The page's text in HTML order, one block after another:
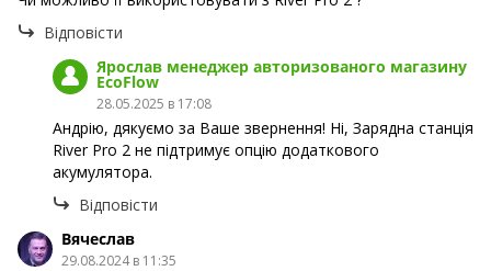
Відповісти
Ярослав менеджер авторизованого магазину
EcoFlow
28.05.2025 в 17:08
Андрію, дякуємо за Ваше звернення! Ні, Зарядна станція
River Pro 2 не підтримує опцію додаткового
акумулятора.
Відповісти
Вячеслав
29.08.2024 в 11:35